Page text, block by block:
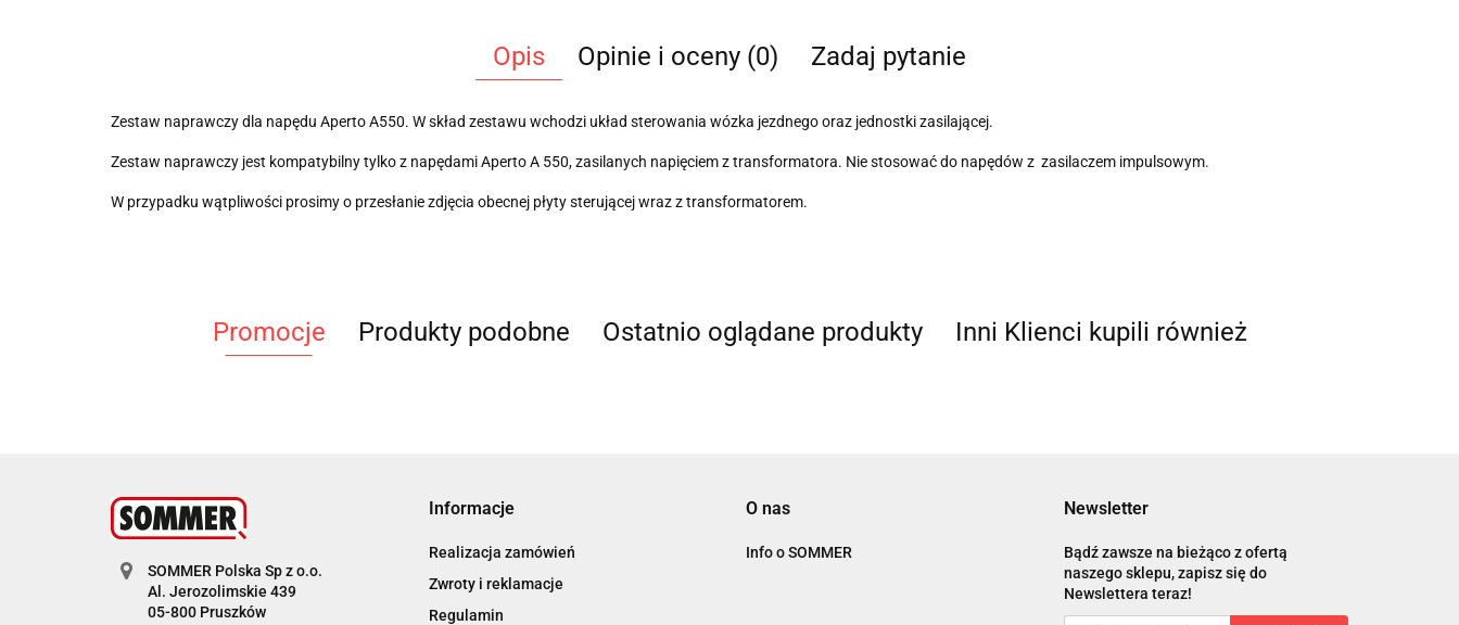
Opis Opinie i oceny (0) Zadaj pytanie
Zestaw naprawczy dla napędu Aperto A550. W skład zestawu wchodzi układ sterowania wózka jezdnego oraz jednostki zasilającej.
Zestaw naprawczy jest kompatybilny tylko z napędami Aperto A 550, zasilanych napięciem z transformatora. Nie stosować do napędów z zasilaczem impulsowym.
W przypadku wątpliwości prosimy o przesłanie zdjęcia obecnej płyty sterującej wraz z transformatorem.
Promocje Produkty podobne Ostatnio oglądane produkty Inni Klienci kupili również
SOMMER Polska Sp z o.o.
Al. Jerozolimskie 439
05-800 Pruszków
Informacje
Realizacja zamówień
Zwroty i reklamacje
Regulamin
O nas
Info o SOMMER
Newsletter
Bądź zawsze na bieżąco z ofertą
naszego sklepu, zapisz się do
Newslettera teraz!